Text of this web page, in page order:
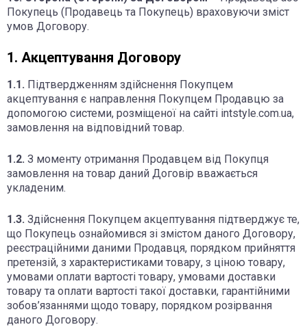
Покупець (Продавець та Покупець) враховуючи зміст
умов Договору.
1. Акцептування Договору
1.1. Підтвердженням здійснення Покупцем
акцептування є направлення Покупцем Продавцю за
допомогою системи, розміщеної на сайті intstyle.com.ua,
замовлення на відповідний товар.
1.2. З моменту отримання Продавцем від Покупця
замовлення на товар даний Договір вважається
укладеним.
1.3. Здійснення Покупцем акцептування підтверджує те,
що Покупець ознайомився зі змістом даного Договору,
реєстраційними даними Продавця, порядком прийняття
претензій, з характеристиками товару, з ціною товару,
умовами оплати вартості товару, умовами доставки
товару та оплати вартості такої доставки, гарантійними
зобов’язаннями щодо товару, порядком розірвання
даного Договору.